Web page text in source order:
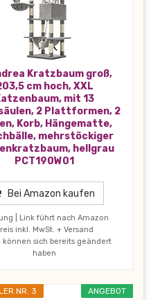
Kratzbaum groß,
cm hoch, XXL
mit 13
2 Plattformen, 2
Korb, Hängematte,
mehrstöckiger
hellgrau
PCT190W01
Bei Amazon kaufen
| Link führt nach Amazon
inkl. MwSt. + Versand
können sich bereits geändert
haben
ANGEBOT
NR. 3